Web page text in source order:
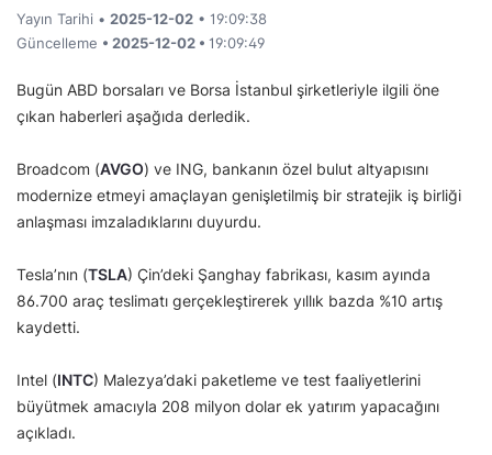
Yayın Tarihi • 2025-12-02 • 19:09:38
Güncelleme • 2025-12-02 • 19:09:49
Bugün ABD borsaları ve Borsa İstanbul şirketleriyle ilgili öne
çıkan haberleri aşağıda derledik.
Broadcom (AVGO) ve ING, bankanın özel bulut altyapısını
modernize etmeyi amaçlayan genişletilmiş bir stratejik iş birliği
anlaşması imzaladıklarını duyurdu.
Tesla’nın (TSLA) Çin’deki Şanghay fabrikası, kasım ayında
86.700 araç teslimatı gerçekleştirerek yıllık bazda %10 artış
kaydetti.
Intel (INTC) Malezya’daki paketleme ve test faaliyetlerini
büyütmek amacıyla 208 milyon dolar ek yatırım yapacağını
açıkladı.